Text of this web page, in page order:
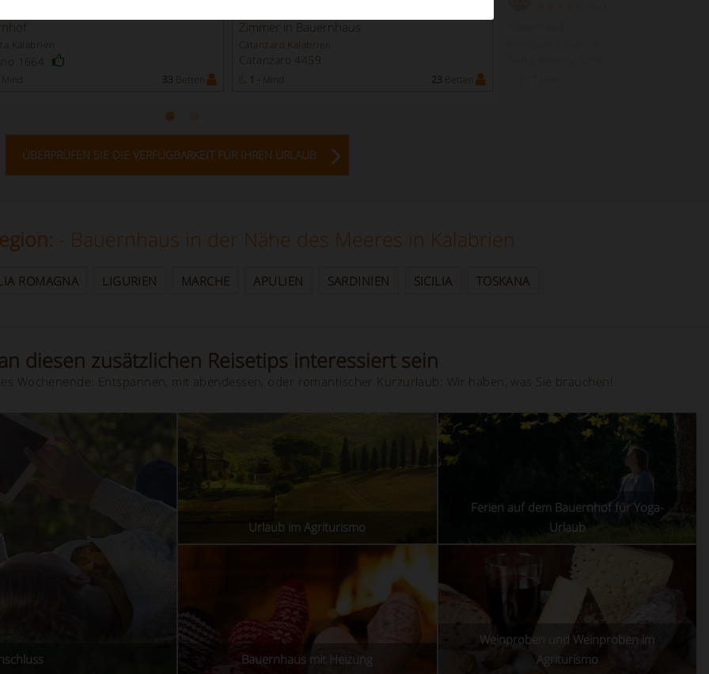
Kalabrien
1664
Mind 33 Betten
Zimmer in Bauernhaus
Catanzaro Kalabrien
Catanzaro 4459
1 - Mind 23 Betten
ÜBERPRÜFEN SIE DIE VERFÜGBARKEIT FÜR IHREN URLAUB
- Bauernhaus in der Nähe des Meeres in Kalabrien
ROMAGNA LIGURIEN MARCHE APULIEN SARDINIEN SICILIA TOSKANA
diesen zusätzlichen Reisetips interessiert sein
Wochenende: Entspannen, mit abendessen, oder romantischer Kurzurlaub: Wir haben, was Sie brauchen!
Urlaub im Agriturismo
Ferien auf dem Bauernhof für Yoga-
Urlaub
Bauernhaus mit Heizung
Weinproben und Weinproben im
Agriturismo